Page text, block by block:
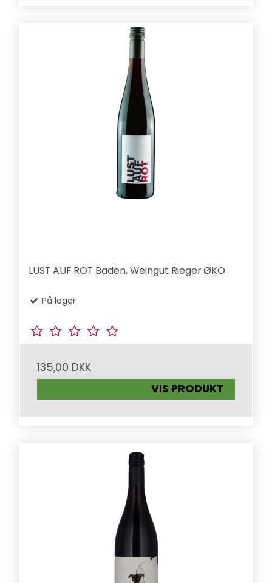
LUST AUF ROT Baden, Weingut Rieger ØKO
På lager
135,00 DKK
VIS PRODUKT